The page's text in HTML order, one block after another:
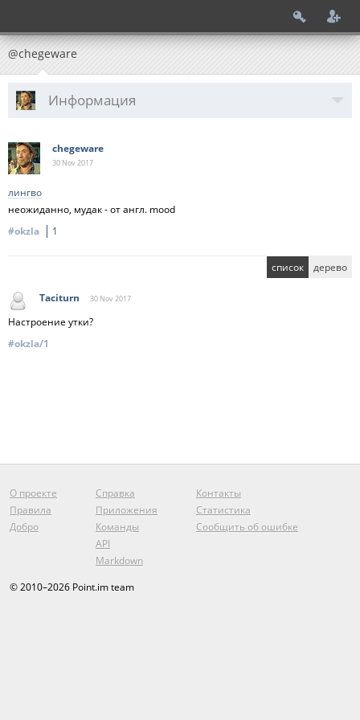
@chegeware
Информация
chegeware
30 Nov2017
лингво
неожиданно, мудак - от англ. mood
#okzla
1
список дерево
Taciturn 30 Nov2017
Настроение утки?
#okzla/1
О проекте
Правила
Добро
Справка
Приложения
Команды
API
Markdown
Контакты
Статистика
Сообщить об ошибке
© 2010–2026 Point.im team